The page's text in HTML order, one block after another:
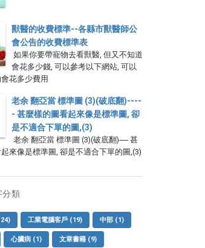
獸醫的收費標準--各縣市獸醫師公
會公告的收費標準表
如果你要帶寵物去看獸醫, 但又不知道
會花多少錢, 可以參考以下網站, 可以
花多少費用
老余 翻亞當 標準圖 (3)(破底翻)----
- 甚麼樣的圖看起來像是標準圖, 卻
是不適合下單的圖,(3)
老余 翻亞當 標準圖 (3)(破底翻)----- 甚
來像是標準圖, 卻是不適合下單的圖,(3)
分類
工業電腦客戶 (19) 中部 (1)
心臟病 (1) 文章書籍 (9)